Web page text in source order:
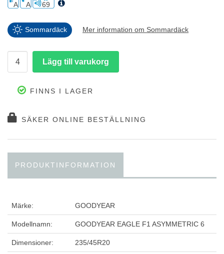
A A 69
Sommardäck Mer information om Sommardäck
FINNS I LAGER
SÄKER ONLINE BESTÄLLNING
PRODUKTINFORMATION
Märke: GOODYEAR
Modellnamn: GOODYEAR EAGLE F1 ASYMMETRIC 6
Dimensioner: 235/45R20